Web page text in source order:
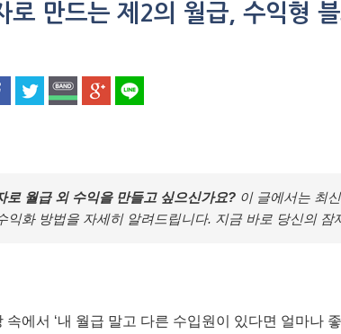
로 만드는 제2의 월급, 수익형
로 월급 외 수익을 만들고 싶으신가요? 이 글에서는 최
익화 방법을 자세히 알려드립니다. 지금 바로 당신의 잠
에서 ‘내 월급 말고 다른 수입원이 있다면 얼마나